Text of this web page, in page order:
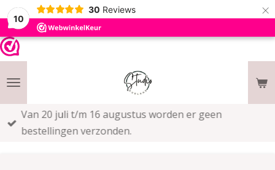
10
30 Reviews ×
Van 20 juli t/m 16 augustus worden er geen
bestellingen verzonden.